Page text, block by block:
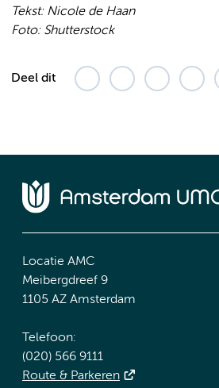
Tekst: Nicole de Haan
Foto: Shutterstock
Deel dit
Locatie AMC
Meibergdreef 9
1105 AZ Amsterdam
Telefoon:
(020) 566 9111
Route & Parkeren